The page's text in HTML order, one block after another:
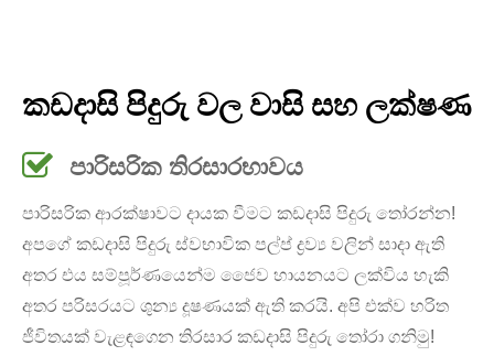
කඩදාසි පිදුරු වල වාසි සහ ලක්ෂණ
පාරිසරික තිරසාරභාවය
පාරිසරික ආරක්ෂාවට දායක වීමට කඩදාසි පිදුරු තෝරන්න!
අපගේ කඩදාසි පිදුරු ස්වභාවික පල්ප් ද්‍රව්‍ය වලින් සාදා ඇති
අතර එය සම්පූර්ණයෙන්ම ජෛව හායනයට ලක්විය හැකි
අතර පරිසරයට ශුන්‍ය දූෂණයක් ඇති කරයි. අපි එක්ව හරිත
ජීවිතයක් වැළඳගෙන තිරසාර කඩදාසි පිදුරු තෝරා ගනිමු!